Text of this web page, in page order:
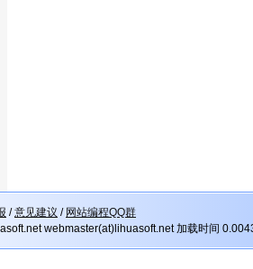
/意见建议 / 网站编程QQ群
webmaster(at)lihuasoft.net 加载时间